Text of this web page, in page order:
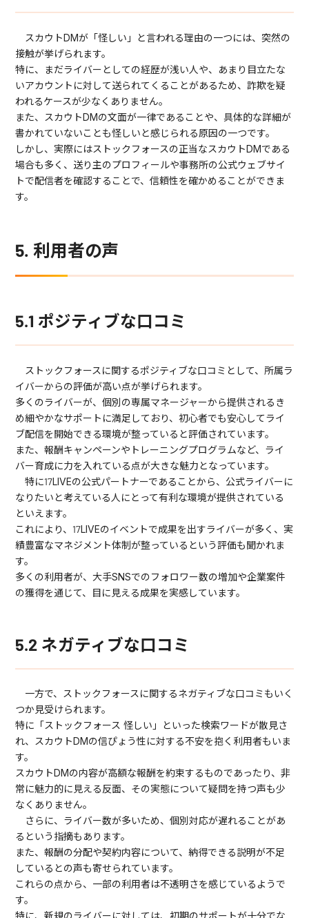
スカウトDMが「怪しい」と言われる理由の一つには、突然の
接触が挙げられます。
特に、まだライバーとしての経歴が浅い人や、あまり目立たな
いアカウントに対して送られてくることがあるため、詐欺を疑
われるケースが少なくありません。
また、スカウトDMの文面が一律であることや、具体的な詳細が
書かれていないことも怪しいと感じられる原因の一つです。
しかし、実際にはストックフォースの正当なスカウトDMである
場合も多く、送り主のプロフィールや事務所の公式ウェブサイ
トで配信者を確認することで、信頼性を確かめることができま
す。
5. 利用者の声
5.1 ポジティブな口コミ
ストックフォースに関するポジティブな口コミとして、所属ラ
イバーからの評価が高い点が挙げられます。
多くのライバーが、個別の専属マネージャーから提供されるき
め細やかなサポートに満足しており、初心者でも安心してライ
ブ配信を開始できる環境が整っていると評価されています。
また、報酬キャンペーンやトレーニングプログラムなど、ライ
バー育成に力を入れている点が大きな魅力となっています。
特に17LIVEの公式パートナーであることから、公式ライバーに
なりたいと考えている人にとって有利な環境が提供されている
といえます。
これにより、17LIVEのイベントで成果を出すライバーが多く、実
績豊富なマネジメント体制が整っているという評価も聞かれま
す。
多くの利用者が、大手SNSでのフォロワー数の増加や企業案件
の獲得を通じて、目に見える成果を実感しています。
5.2 ネガティブな口コミ
一方で、ストックフォースに関するネガティブな口コミもいく
つか見受けられます。
特に「ストックフォース 怪しい」といった検索ワードが散見さ
れ、スカウトDMの信ぴょう性に対する不安を抱く利用者もいま
す。
スカウトDMの内容が高額な報酬を約束するものであったり、非
常に魅力的に見える反面、その実態について疑問を持つ声も少
なくありません。
さらに、ライバー数が多いため、個別対応が遅れることがあ
るという指摘もあります。
また、報酬の分配や契約内容について、納得できる説明が不足
しているとの声も寄せられています。
これらの点から、一部の利用者は不透明さを感じているようで
す。